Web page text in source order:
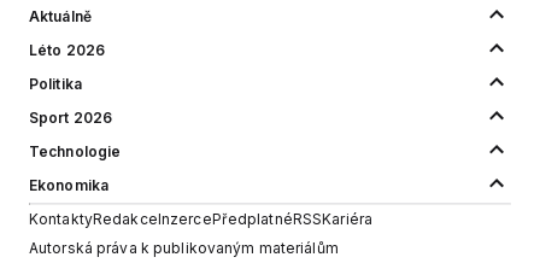
Aktuálně
Léto 2026
Politika
Sport 2026
Technologie
Ekonomika
KontaktyRedakceInzercePředplatnéRSSKariéra
Autorská práva k publikovaným materiálům